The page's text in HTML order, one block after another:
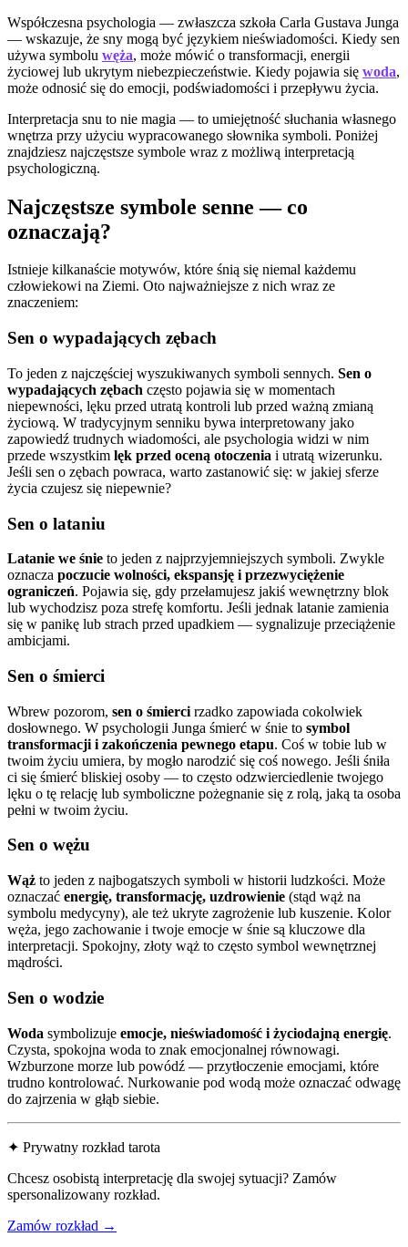
Współczesna psychologia — zwłaszcza szkoła Carla Gustava Junga
— wskazuje, że sny mogą być językiem nieświadomości. Kiedy sen
używa symbolu węża, może mówić o transformacji, energii
życiowej lub ukrytym niebezpieczeństwie. Kiedy pojawia się woda,
może odnosić się do emocji, podświadomości i przepływu życia.
Interpretacja snu to nie magia — to umiejętność słuchania własnego
wnętrza przy użyciu wypracowanego słownika symboli. Poniżej
znajdziesz najczęstsze symbole wraz z możliwą interpretacją
psychologiczną.
Najczęstsze symbole senne — co
oznaczają?
Istnieje kilkanaście motywów, które śnią się niemal każdemu
człowiekowi na Ziemi. Oto najważniejsze z nich wraz ze
znaczeniem:
Sen o wypadających zębach
To jeden z najczęściej wyszukiwanych symboli sennych. Sen o
wypadających zębach często pojawia się w momentach
niepewności, lęku przed utratą kontroli lub przed ważną zmianą
życiową. W tradycyjnym senniku bywa interpretowany jako
zapowiedź trudnych wiadomości, ale psychologia widzi w nim
przede wszystkim lęk przed oceną otoczenia i utratą wizerunku.
Jeśli sen o zębach powraca, warto zastanowić się: w jakiej sferze
życia czujesz się niepewnie?
Sen o lataniu
Latanie we śnie to jeden z najprzyjemniejszych symboli. Zwykle
oznacza poczucie wolności, ekspansję i przezwyciężenie
ograniczeń. Pojawia się, gdy przełamujesz jakiś wewnętrzny blok
lub wychodzisz poza strefę komfortu. Jeśli jednak latanie zamienia
się w panikę lub strach przed upadkiem — sygnalizuje przeciążenie
ambicjami.
Sen o śmierci
Wbrew pozorom, sen o śmierci rzadko zapowiada cokolwiek
dosłownego. W psychologii Junga śmierć w śnie to symbol
transformacji i zakończenia pewnego etapu. Coś w tobie lub w
twoim życiu umiera, by mogło narodzić się coś nowego. Jeśli śniła
ci się śmierć bliskiej osoby — to często odzwierciedlenie twojego
lęku o tę relację lub symboliczne pożegnanie się z rolą, jaką ta osoba
pełni w twoim życiu.
Sen o wężu
Wąż to jeden z najbogatszych symboli w historii ludzkości. Może
oznaczać energię, transformację, uzdrowienie (stąd wąż na
symbolu medycyny), ale też ukryte zagrożenie lub kuszenie. Kolor
węża, jego zachowanie i twoje emocje w śnie są kluczowe dla
interpretacji. Spokojny, złoty wąż to często symbol wewnętrznej
mądrości.
Sen o wodzie
Woda symbolizuje emocje, nieświadomość i życiodajną energię.
Czysta, spokojna woda to znak emocjonalnej równowagi.
Wzburzone morze lub powódź — przytłoczenie emocjami, które
trudno kontrolować. Nurkowanie pod wodą może oznaczać odwagę
do zajrzenia w głąb siebie.
✦ Prywatny rozkład tarota
Chcesz osobistą interpretację dla swojej sytuacji? Zamów
spersonalizowany rozkład.
Zamów rozkład →